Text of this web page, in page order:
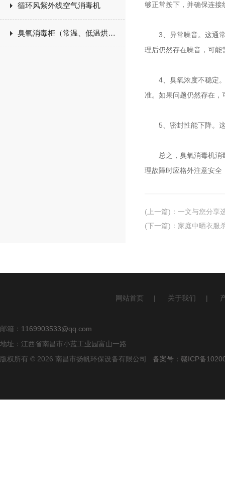
循环风紫外线空气消毒机
臭氧消毒柜（常温、低温烘干）
够正常按下，并确保连
3、异常噪音。这通常
理后仍然存在噪音，可能
4、臭氧浓度不稳定。
准。如果问题仍然存在，
5、密封性能下降。这
总之，臭氧消毒机消毒
理故障时应格外注意安
(上一篇) ： 一文与您分享
(下一篇) ： 家庭中晒衣服
网站首页 | 关于我们 |
邮箱： 1169903533@qq.com
地址：江西省南昌市小蓝工业园富山一路
版权所有 © 2026 南昌市扬帆环保设备有限公司 备案号：赣ICP备